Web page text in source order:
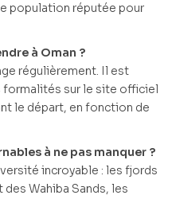
population réputée pour
à Oman ?
régulièrement. Il est
sur le site officiel
le départ, en fonction de
à ne pas manquer ?
incroyable : les fjords
Wahiba Sands, les